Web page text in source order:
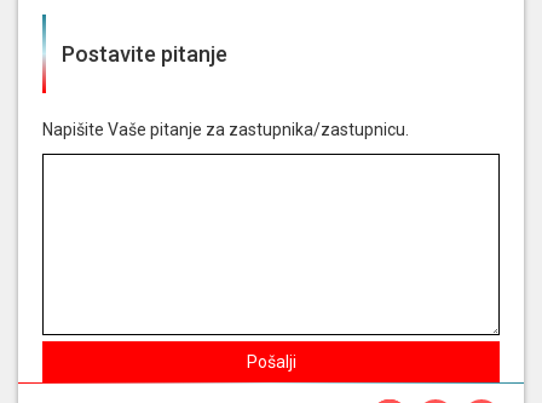
o poslovanju poliklinike medikol s hrvatskim
institucionalnim propustima i nezakonitostima
u ugovaranju i financiranju dijagnostičkih
NIJE glasala zaodluka o povlačenju pripadnika
oružanih snaga republike hrvatske iz misije i
operacije potpore miru - izvješće - podnositelj:
Postavite pitanje
Napišite Vaše pitanje za zastupnika/zastupnicu.
Pošalji